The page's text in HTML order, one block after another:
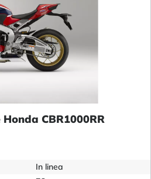
CBR1000RR
In linea